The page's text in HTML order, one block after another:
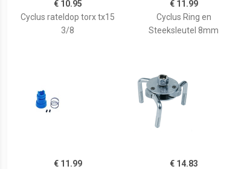
€ 10.95
Cyclus rateldop torx tx15
3/8
€ 11.99
Cyclus Ring en
Steeksleutel 8mm
€ 11.99
€ 14.83